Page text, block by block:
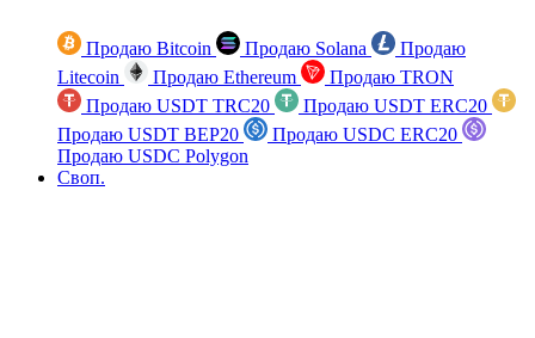
Продаю Bitcoin Продаю Solana
Продаю
Litecoin
Продаю Ethereum
Продаю TRON
Продаю USDT TRC20
Продаю USDT ERC20
Продаю USDT BEP20
Продаю USDC ERC20
Продаю USDC Polygon
Своп.